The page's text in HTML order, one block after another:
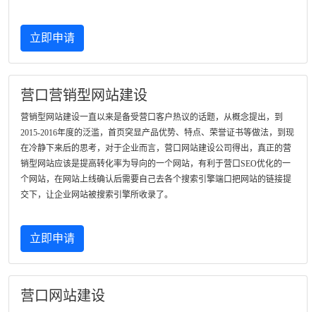
立即申请
营口营销型网站建设
营销型网站建设一直以来是备受营口客户热议的话题，从概念提出，到
2015-2016年度的泛滥，首页突显产品优势、特点、荣誉证书等做法，到现
在冷静下来后的思考，对于企业而言，营口网站建设公司得出，真正的营
销型网站应该是提高转化率为导向的一个网站，有利于营口SEO优化的一
个网站，在网站上线确认后需要自己去各个搜索引擎端口把网站的链接提
交下，让企业网站被搜索引擎所收录了。
立即申请
营口网站建设